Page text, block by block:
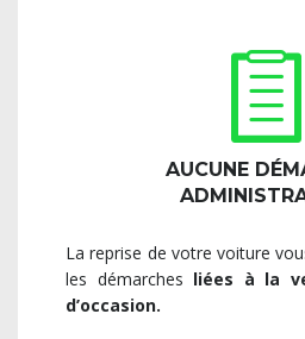
AUCUNE
La reprise de votre voiture
les démarches liées à la
d’occasion.